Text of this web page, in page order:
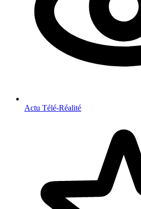
Actu Télé-Réalité